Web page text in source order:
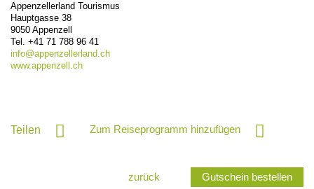
Appenzellerland Tourismus
Hauptgasse 38
9050 Appenzell
Tel. +41 71 788 96 41
info@appenzellerland.ch
www.appenzell.ch
Teilen Zum Reiseprogramm hinzufügen
zurück Gutschein bestellen